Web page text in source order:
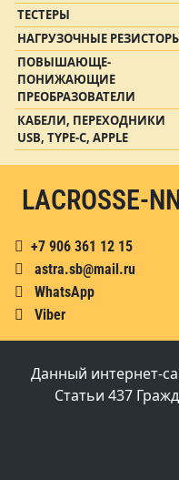
ТЕСТЕРЫ
НАГРУЗОЧНЫЕ
ПОВЫШАЮЩЕ-
ПОНИЖАЮЩИЕ
ПРЕОБРАЗОВАТЕЛИ
КАБЕЛИ, ПЕРЕХОДНИКИ
USB, TYPE-C, APPLE
LACROSSE-
+7 906 361 12 15
astra.sb@mail.ru
WhatsApp
Viber
Данный интернет-
Статьи 437